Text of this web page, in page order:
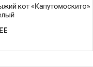
кот «Капутомоскито»